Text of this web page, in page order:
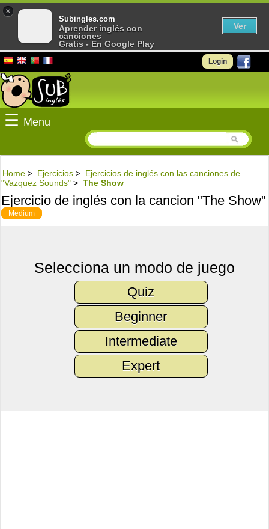
Login
☰ Menu
Home > Ejercicios > Ejercicios de inglés con las canciones de
"Vazquez Sounds" > The Show
Ejercicio de inglés con la cancion "The Show"
Medium
Selecciona un modo de juego
Quiz
Beginner
Intermediate
Expert
×
Subingles.com
Aprender inglés con
canciones
Gratis - En Google Play
Ver